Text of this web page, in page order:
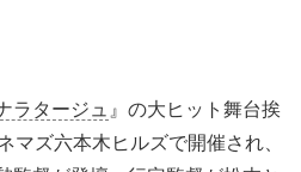
ラタージュ 』の大ヒット舞台挨
マズ六本木ヒルズで開催され、